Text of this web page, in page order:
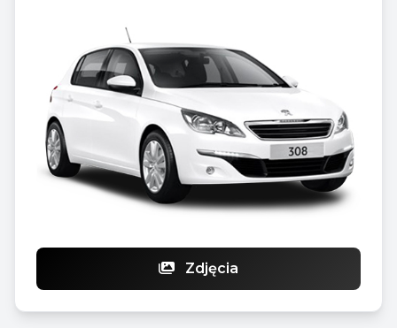
Zdjęcia